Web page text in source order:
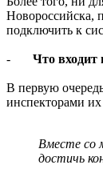
Новороссийска,
подключить к
- Что входит
В первую
инспекторами
Вместе со
достичь